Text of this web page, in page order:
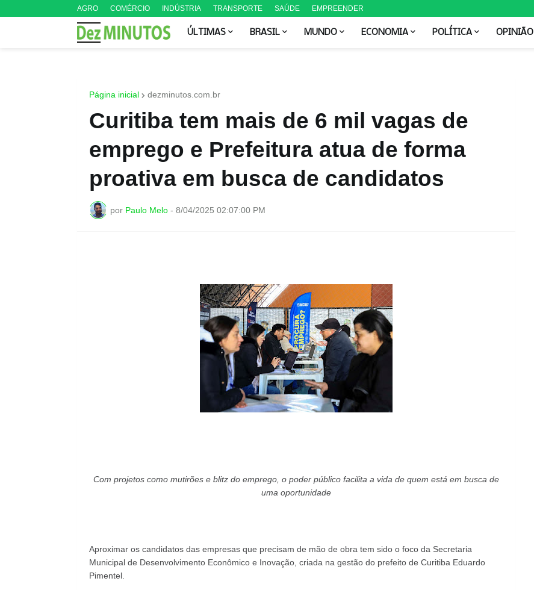
AGRO COMÉRCIO INDÚSTRIA TRANSPORTE SAÚDE EMPREENDER
ÚLTIMAS BRASIL MUNDO ECONOMIA POLÍTICA OPINIÃO
Página inicial dezminutos.com.br
Curitiba tem mais de 6 mil vagas de
emprego e Prefeitura atua de forma
proativa em busca de candidatos
por Paulo Melo - 8/04/2025 02:07:00 PM
Com projetos como mutirões e blitz do emprego, o poder público facilita a vida de quem está em busca de
uma oportunidade
Aproximar os candidatos das empresas que precisam de mão de obra tem sido o foco da Secretaria
Municipal de Desenvolvimento Econômico e Inovação, criada na gestão do prefeito de Curitiba Eduardo
Pimentel.